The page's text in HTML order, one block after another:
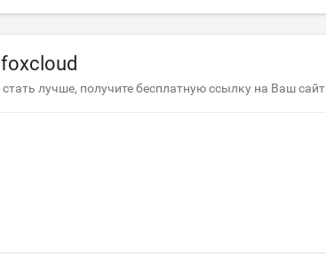
лучше, получите бесплатную ссылку на Ваш сайт